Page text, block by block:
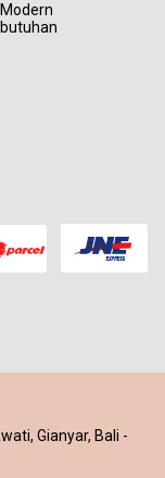
Gianyar, Bali -